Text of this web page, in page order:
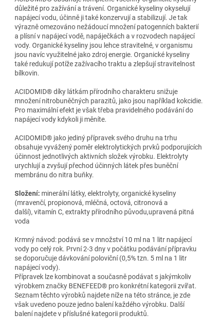
důležité pro zažívání a trávení. Organické kyseliny okyselují
napájecí vodu, účinně ji také konzervují a stabilizují. Je tak
výrazně omezováno nežádoucí množení patogenních bakterií
a plísní v napájecí vodě, napáječkách a v rozvodech napájecí
vody. Organické kyseliny jsou lehce stravitelné, v organismu
jsou navíc využitelné jako zdroj energie. Organické kyseliny
také redukují potíže zažívacího traktu a zlepšují stravitelnost
bílkovin.
ACIDOMID® díky látkám přírodního charakteru snižuje
množení nitrobuněčných parazitů, jako jsou například kokcidie.
Pro maximální efekt je však třeba pravidelného podávání do
napájecí vody kdykoli ji měníte.
ACIDOMID® jako jediný přípravek svého druhu na trhu
obsahuje vyvážený poměr elektrolytických prvků podporujících
účinnost jednotlivých aktivních složek výrobku. Elektrolyty
urychlují a zvyšují přechod účinných látek přes buněční
membránu do nitra buňky.
Složení: minerální látky, elektrolyty, organické kyseliny
(mravenčí, propionová, mléčná, octová, citronová a
další), vitamín C, extrakty přírodního původu,upravená pitná
voda
Krmný návod: podává se v množství 10 ml na 1 litr napájecí
vody po celý rok. První 2-3 dny v počátku podávání přípravku
se doporučuje dávkování poloviční (0,5% tzn. 5 ml na 1 litr
napájecí vody).
Přípravek lze kombinovat a současně podávat s jakýmkoliv
výrobkem značky BENEFEED® pro konkrétní kategorii zvířat.
Seznam těchto výrobků najdete níže na této stránce, je zde
však uvedeno pouze jedno balení každého výrobku. Další
balení najdete v příslušné kategorii produktů.